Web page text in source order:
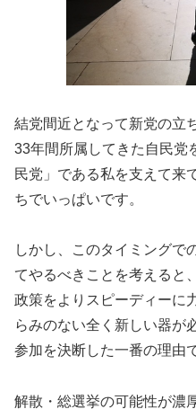
結党間近となって新党の立
33年間所属してきた自民党
民党」である私を支えて来
ちでいっぱいです。
しかし、このタイミングで
てやるべきことを考えると
政策をよりスピーディーに
らみのない全く新しい器が
参加を決断した一番の理由
解散・総選挙の可能性が濃